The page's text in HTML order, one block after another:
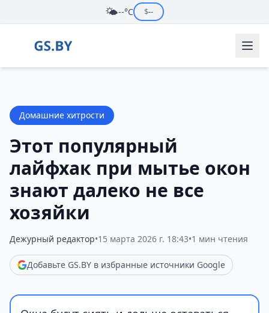
🌤️--°C $--
Домашние хитрости
Этот популярный
лайфхак при мытье окон
знают далеко не все
хозяйки
Дежурный редактор•15 марта 2026 г. 18:43•1 мин чтения
Добавьте GS.BY в избранные источники Google